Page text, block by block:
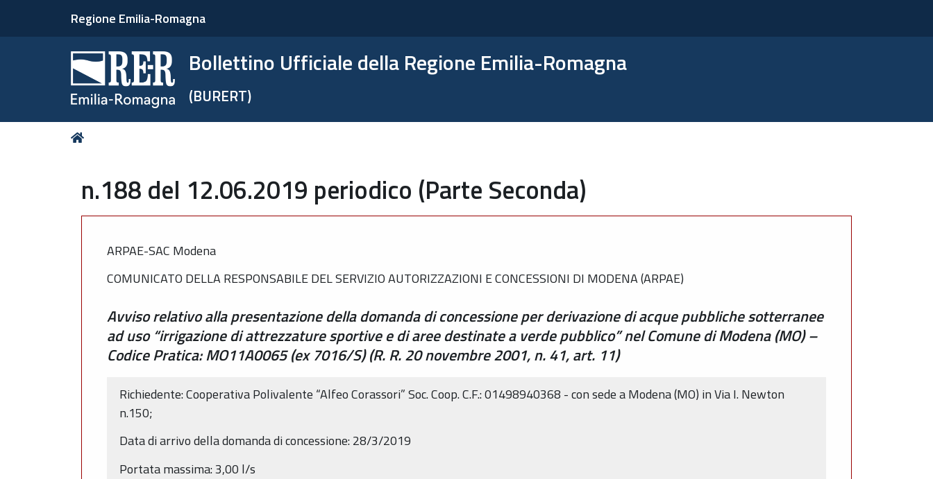
Regione Emilia-Romagna
Bollettino Ufficiale della Regione Emilia-Romagna
(BURERT)
Tu
n.188 del 12.06.2019 periodico (Parte Seconda)
ARPAE-SAC Modena
COMUNICATO DELLA RESPONSABILE DEL SERVIZIO AUTORIZZAZIONI E CONCESSIONI DI MODENA (ARPAE)
Avviso relativo alla presentazione della domanda di concessione per derivazione di acque pubbliche sotterranee
ad uso “irrigazione di attrezzature sportive e di aree destinate a verde pubblico” nel Comune di Modena (MO) –
Codice Pratica: MO11A0065 (ex 7016/S) (R. R. 20 novembre 2001, n. 41, art. 11)
Richiedente: Cooperativa Polivalente “Alfeo Corassori” Soc. Coop. C.F.: 01498940368 - con sede a Modena (MO) in Via I. Newton
n.150;
Data di arrivo della domanda di concessione: 28/3/2019
Portata massima: 3,00 l/s